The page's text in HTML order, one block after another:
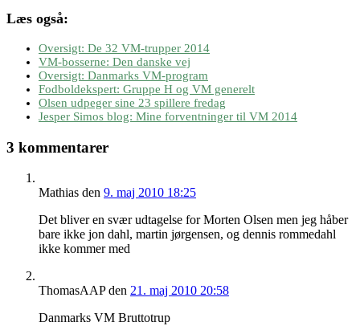
Læs også:
Oversigt: De 32 VM-trupper 2014
VM-bosserne: Den danske vej
Oversigt: Danmarks VM-program
Fodboldekspert: Gruppe H og VM generelt
Olsen udpeger sine 23 spillere fredag
Jesper Simos blog: Mine forventninger til VM 2014
3 kommentarer
Mathias den 9. maj 2010 18:25
Det bliver en svær udtagelse for Morten Olsen men jeg håber
bare ikke jon dahl, martin jørgensen, og dennis rommedahl
ikke kommer med
ThomasAAPden 21. maj 2010 20:58
Danmarks VM Bruttotrup